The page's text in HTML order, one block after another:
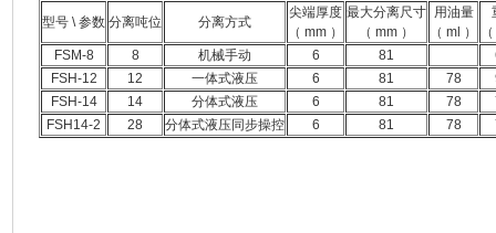
型号 \ 参数 分离吨位 分离方式
尖端厚度
（ mm ）
最大分离尺寸
（ mm ）
用油量
（ ml ）
FSM-8
8 机械手动 6 81
FSH-12
12 一体式液压 6 81 78
FSH-14
14 分体式液压 6 81 78
FSH14-2
28 分体式液压同步操控 6 81 78